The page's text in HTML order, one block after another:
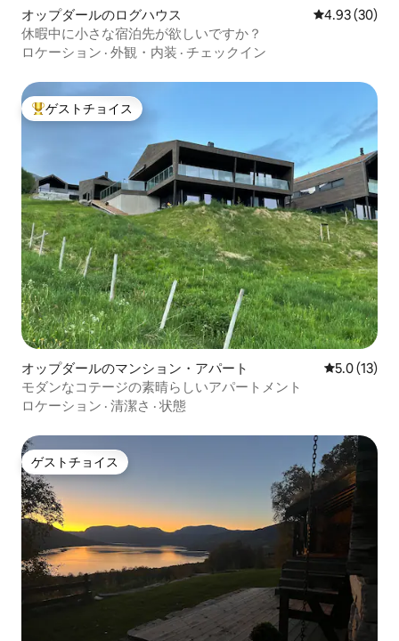
オップダールのログハウス レビュー30
4.93 (30)
休暇中に小さな宿泊先が欲しいですか？
ロケーション · 外観・内装 · チェックイン
大好評のゲストチョイスです。
ゲストチョイス
オップダールのマンション・アパート レビュー13
5.0 (13)
モダンなコテージの素晴らしいアパートメント
ロケーション · 清潔さ · 状態
ゲストチョイス
ゲストチョイス